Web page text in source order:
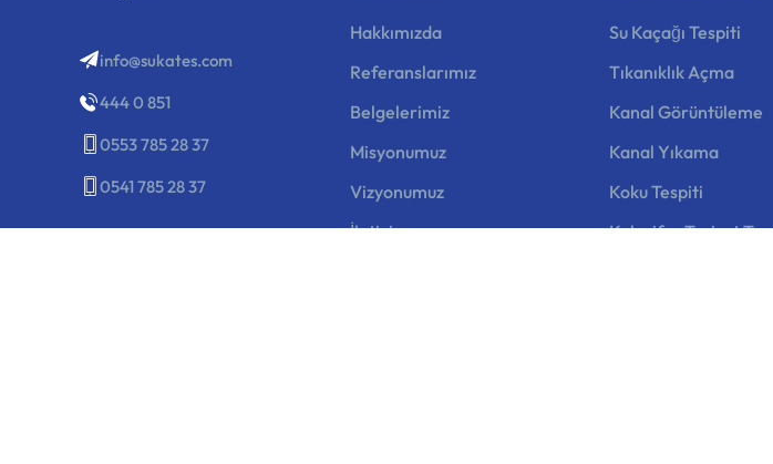
info@sukates.com
444 0 851
0553 785 28 37
0541 785 28 37
Hakkımızda
Referanslarımız
Belgelerimiz
Misyonumuz
Vizyonumuz
İletişim
Su Kaçağı Tespiti
Tıkanıklık Açma
Kanal Görüntüleme
Kanal Yıkama
Koku Tespiti
Kalorifer Tesisat